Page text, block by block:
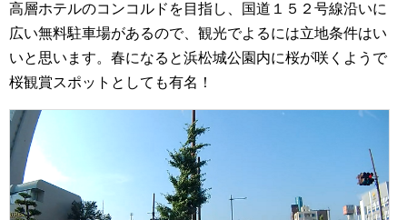
高層ホテルのコンコルドを目指し、国道１５２号線沿いに
広い無料駐車場があるので、観光でよるには立地条件はい
いと思います。春になると浜松城公園内に桜が咲くようで
桜観賞スポットとしても有名！